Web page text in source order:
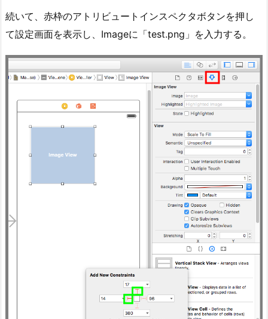
続いて、赤枠のアトリビュートインスペクタボタンを押し
て設定画面を表示し、Imageに「test.png」を入力する。